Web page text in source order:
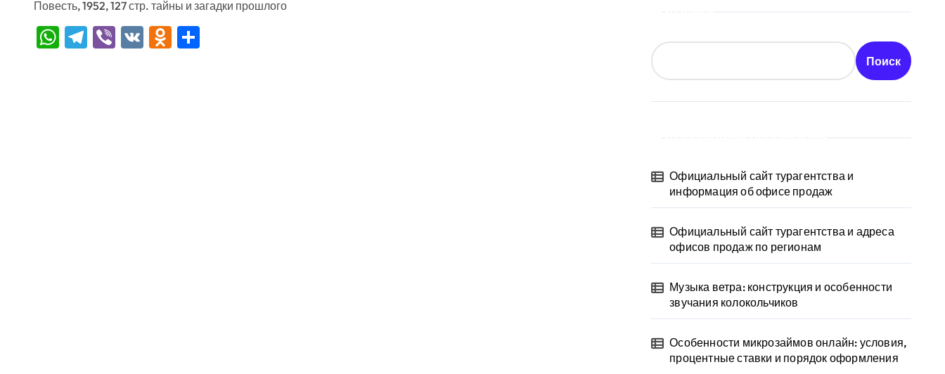
Повесть, 1952, 127 стр. тайны и загадки прошлого
WhatsApp
Telegram
Viber
VK Odnoklassniki
Поиск
Официальный сайт турагентства и
информация об офисе продаж
Официальный сайт турагентства и адреса
офисов продаж по регионам
Музыка ветра: конструкция и особенности
звучания колокольчиков
Особенности микрозаймов онлайн: условия,
процентные ставки и порядок оформления